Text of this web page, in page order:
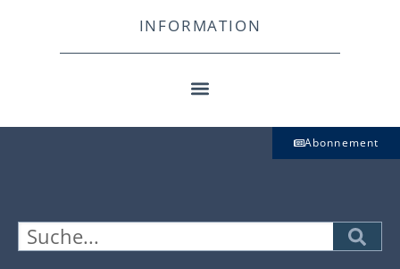
INFORMATION
Abonnement